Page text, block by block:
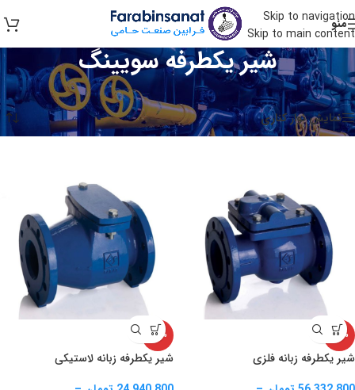
Skip to navigation
Skip to main content
منو
شیر یکطرفه سویینگ
خانه/شیرآلات فاراب/شیر یکطرفه شیر یکطرفه سویینگ Showing all 2 results
نمایش نوار کناری
-28%
شیر یکطرفه زبانه فلزی
-28%
شیر یکطرفه زبانه لاستیکی